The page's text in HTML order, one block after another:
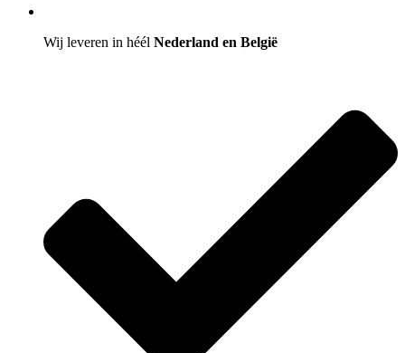
Wij leveren in héél Nederland en België